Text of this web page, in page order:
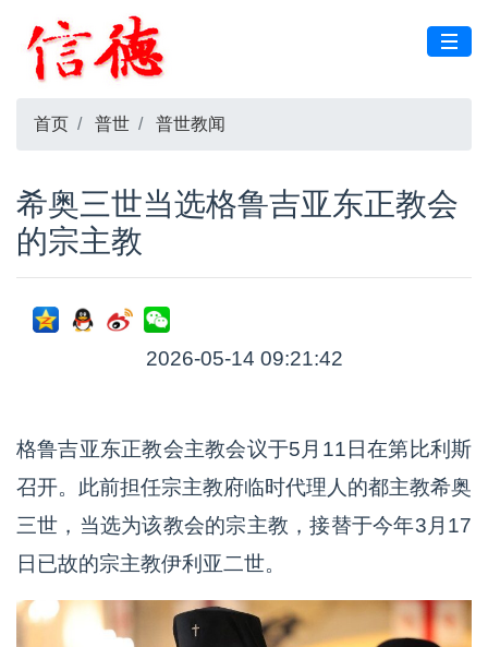
首页 普世 普世教闻
希奥三世当选格鲁吉亚东正教会
的宗主教
2026-05-14 09:21:42
格鲁吉亚东正教会主教会议于5月11日在第比利斯
召开。此前担任宗主教府临时代理人的都主教希奥
三世，当选为该教会的宗主教，接替于今年3月17
日已故的宗主教伊利亚二世。